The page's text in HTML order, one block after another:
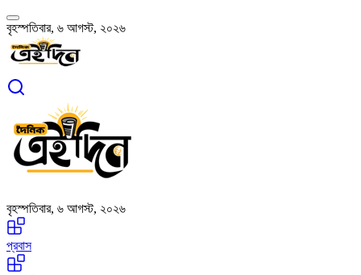
বৃহস্পতিবার, ৬ আগস্ট, ২০২৬
বৃহস্পতিবার, ৬ আগস্ট, ২০২৬
প্রবাস